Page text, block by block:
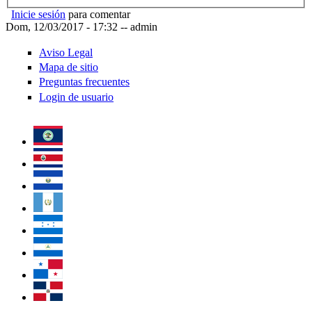
Inicie sesión para comentar
Dom, 12/03/2017 - 17:32 -- admin
Aviso Legal
Mapa de sitio
Preguntas frecuentes
Login de usuario